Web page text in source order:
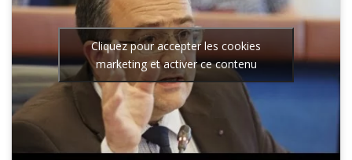
Cliquez pour accepter les cookies
marketing et activer ce contenu